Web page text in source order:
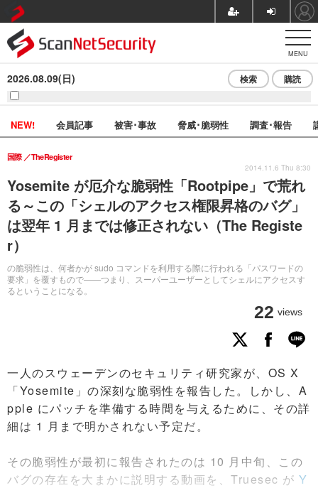
MENU
2026.08.09(日) 検索 購読
NEW! 会員記事 被害･事故 脅威･脆弱性 調査･報告
Yosemite が厄介な脆弱性「Rootpipe」で荒れ
る～この「シェルのアクセス権限昇格のバグ」
は翌年 1 月までは修正されない（The Registe
r）
の脆弱性は、何者かが sudo コマンドを利用する際に行われる「パスワードの
要求」を覆すもので――つまり、スーパーユーザーとしてシェルにアクセスす
るということになる。
国際 TheRegister
22 views
2014.11.6 Thu 8:30
一人のスウェーデンのセキュリティ研究家が、OS X
「Yosemite」の深刻な脆弱性を報告した。しかし、A
pple にパッチを準備する時間を与えるために、その詳
細は 1 月まで明かされない予定だ。
その脆弱性が最初に報告されたのは 10 月中旬、この
バグの存在を大まかに説明する動画を、Truesec が Y